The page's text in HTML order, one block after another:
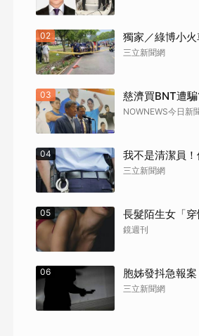
02 獨家／綠博小
三立新聞網
03 慈濟買BNT遭
NOWNEWS今日新
04 我不是清潔員
三立新聞網
05 長髮陌生女「
鏡週刊
06 胞姊發抖急報
三立新聞網